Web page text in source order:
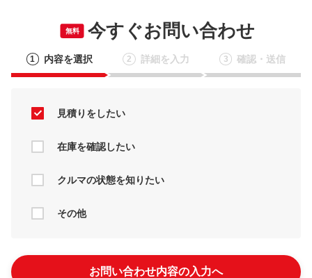
無料 今すぐお問い合わせ
1 内容を選択 2 詳細を入力 3 確認・送信
見積りをしたい
在庫を確認したい
クルマの状態を知りたい
その他
お問い合わせ内容の入力へ